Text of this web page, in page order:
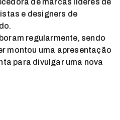
de marcas líderes de
e designers de
regularmente, sendo
montou uma apresentação
para divulgar uma nova